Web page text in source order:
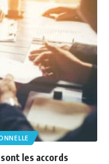
les accords